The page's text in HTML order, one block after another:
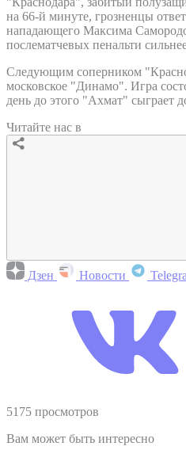
на 66-й минуте, грозненцы
нападающего Максима
послематчевых пенальти
Следующим соперником
московское "Динамо". Игра
день до этого "Ахмат" сыграет
Читайте нас в
Дзен Новости
5175 просмотров
Вам может быть интересно